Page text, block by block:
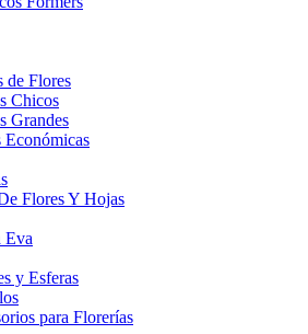
de Flores
Chicos
Grandes
Económicas
Flores Y Hojas
Eva
y Esferas
para Florerías